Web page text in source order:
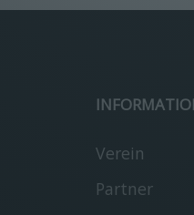
„geschickter   Mann“.   Er
Holzsohlen auf alte
Verein
Partner